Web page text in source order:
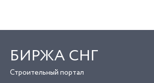
БИРЖА СНГ
Строительный портал